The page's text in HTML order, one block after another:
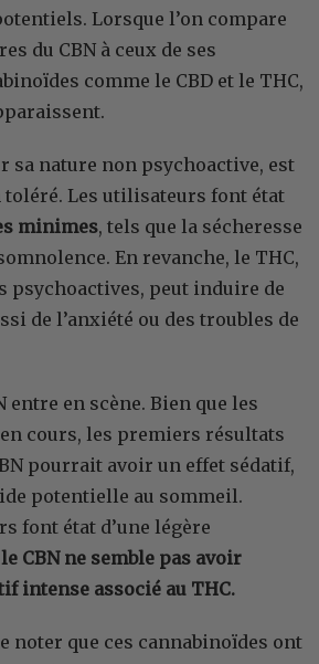
Lorsque l’on compare
du CBN à ceux de ses
comme le CBD et le THC,
sa nature non psychoactive, est
toléré. Les utilisateurs font état
minimes, tels que la sécheresse
En revanche, le THC,
psychoactives, peut induire de
de l’anxiété ou des troubles de
entre en scène. Bien que les
cours, les premiers résultats
pourrait avoir un effet sédatif,
potentielle au sommeil.
font état d’une légère
le CBN ne semble pas avoir
intense associé au THC.
noter que ces cannabinoïdes ont